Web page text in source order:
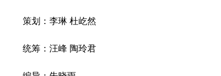
策划：李琳 杜屹然
统筹：汪峰 陶玲君